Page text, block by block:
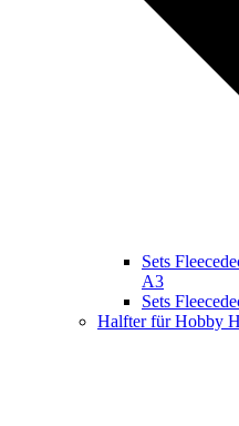
Sets
A3
Sets
Halfter für Hobby